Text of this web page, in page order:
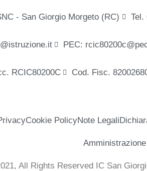
- San Giorgio Morgeto (RC) Tel.
PEC:
RCIC80200C Cod. Fisc.
Cookie PolicyNote Legali
All Rights Reserved IC San